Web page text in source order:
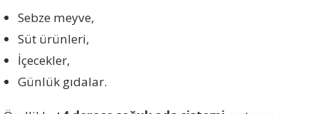
Sebze meyve,
Süt ürünleri,
İçecekler,
Günlük gıdalar.